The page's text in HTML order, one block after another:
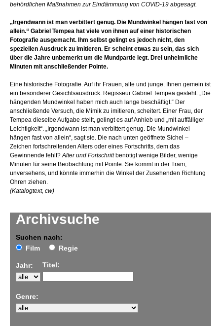
Archivsuche
Suchen nach:
Film
Regie
Jahr: Titel:
Genre:
behördlichen Maßnahmen zur Eindämmung von COVID-19 abgesagt.
„Irgendwann ist man verbittert genug. Die Mundwinkel hängen fast von
allein.“ Gabriel Tempea hat viele von ihnen auf einer historischen
Fotografie ausgemacht. Ihm selbst gelingt es jedoch nicht, den
speziellen Ausdruck zu imitieren. Er scheint etwas zu sein, das sich
über die Jahre unbemerkt um die Mundpartie legt. Drei unheimliche
Minuten mit anschließender Pointe.
Eine historische Fotografie. Auf ihr Frauen, alte und junge. Ihnen gemein ist
ein besonderer Gesichtsausdruck. Regisseur Gabriel Tempea gesteht: „Die
hängenden Mundwinkel haben mich auch lange beschäftigt.“ Der
anschließende Versuch, die Mimik zu imitieren, scheitert. Einer Frau, der
Tempea dieselbe Aufgabe stellt, gelingt es auf Anhieb und „mit auffälliger
Leichtigkeit“. „Irgendwann ist man verbittert genug. Die Mundwinkel
hängen fast von allein“, sagt sie. Die nach unten geöffnete Sichel –
Zeichen fortschreitenden Alters oder eines Fortschritts, dem das
Gewinnende fehlt?Alter und Fortschrittbenötigt wenige Bilder, wenige
Minuten für seine Beobachtung mit Pointe. Sie kommt in der Tram,
unversehens, und könnte immerhin die Winkel der Zusehenden Richtung
Ohren ziehen.
(Katalogtext, cw)